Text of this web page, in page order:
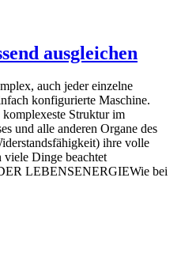
ausgleichen
auch jeder einzelne
konfigurierte Maschine.
Struktur im
und alle anderen Organe des
ihre volle
viele Dinge beachtet
LEBENSENERGIEWie bei